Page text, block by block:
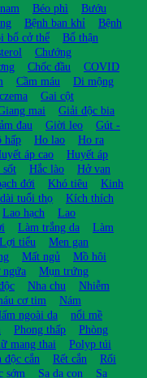
Béo phì
Bướu
Bệnh ban khỉ
Bệnh
bổ cở thể
Bổ thận
Chướng
Chốc đầu
COVID
Cầm máu
Di mộng
Gai cột
mai
Giải độc bia
đau Giời leo
Gút -
hấp Ho lao
Ho ra
áp cao
Huyết áp
sốt Hắc lào
Hở van
đới Khó tiêu
Kinh
tuổi thọ
Kích thích
Lao hạch
Lao
Làm trắng da
Làm
Lợi tiểu
Men gan
Mất ngủ
Mồ hôi
Mụn trứng
Nha chu
Nhiễm
cơ tim
Nám
ngoài da
nổi mề
Phong thấp
Phòng
mang thai
Polyp túi
độc cắn Rết cắn
Rối
sớm Sa dạ con
Sa